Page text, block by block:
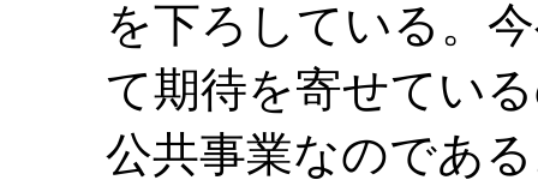
を下ろしている。
て期待を寄せてい
公共事業なのであ